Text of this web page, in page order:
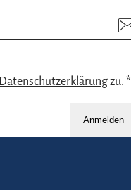
Datenschutzerklärungzu. *
Anmelden